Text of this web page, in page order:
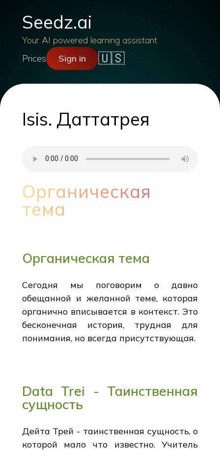
Seedz.ai
Your AI powered learning assistant
Prices
Sign in 🇺🇸
Isis. Даттатрея
Органическая
тема
Органическая тема
Сегодня мы поговорим о давно
обещанной и желанной теме, которая
органично вписывается в контекст. Это
бесконечная история, трудная для
понимания, но всегда присутствующая.
Data Trei - Таинственная
сущность
Дейта Трей - таинственная сущность, о
которой мало что известно. Учитель